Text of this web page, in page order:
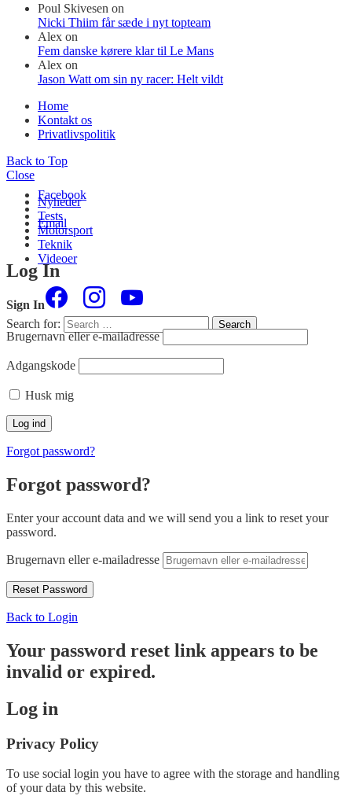
Poul Skivesen on
Nicki Thiim får sæde i nyt topteam
Alex on
Fem danske kørere klar til Le Mans
Alex on
Jason Watt om sin ny racer: Helt vildt
Home
Kontakt os
Privatlivspolitik
Back to Top
Close
Nyheder
Tests
Motorsport
Teknik
Videoer
Search for: Search
Facebook
Email
Log In
Sign In
Brugernavn eller e-mailadresse
Adgangskode
Husk mig
Forgot password?
Forgot password?
Enter your account data and we will send you a link to reset your
password.
Brugernavn eller e-mailadresse
Back to Login
Your password reset link appears to be
invalid or expired.
Log in
Privacy Policy
To use social login you have to agree with the storage and handling
of your data by this website.